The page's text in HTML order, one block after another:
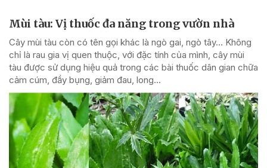
Mùi tàu: Vị thuốc đa năng trong vườn nhà
Cây mùi tàu còn có tên gọi khác là ngò gai, ngò tây… Không
chỉ là rau gia vị quen thuộc, với đặc tính của mình, cây mùi
tàu được sử dụng hiệu quả trong các bài thuốc dân gian chữa
cảm cúm, đầy bụng, giảm đau, long...